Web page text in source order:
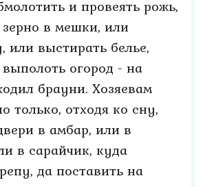
и провеять рожь,
в мешки, или
или выстирать белье,
огород - на
брауни. Хозяевам
только, отходя ко сну,
в амбар, или в
в сарайчик, куда
да поставить на